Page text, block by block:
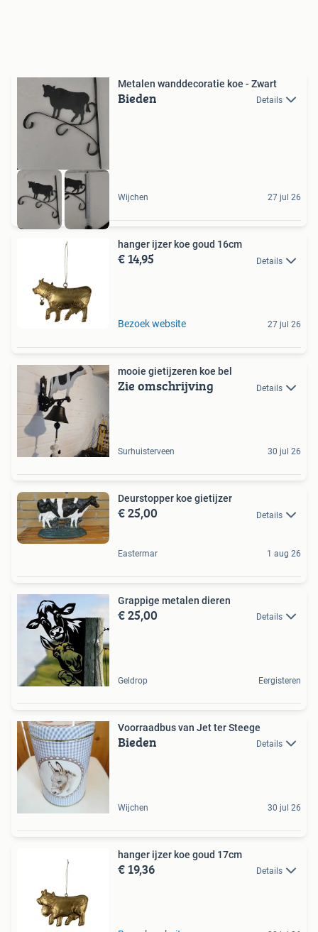
Metalen wanddecoratie koe - Zwart
Bieden Details
Wijchen 27 jul 26
hanger ijzer koe goud 16cm
€ 14,95 Details
Bezoek website 27 jul 26
mooie gietijzeren koe bel
Zie omschrijving Details
Surhuisterveen 30 jul 26
Deurstopper koe gietijzer
€ 25,00 Details
Eastermar 1 aug 26
Grappige metalen dieren
€ 25,00 Details
Geldrop Eergisteren
Voorraadbus van Jet ter Steege
Bieden Details
Wijchen 30 jul 26
hanger ijzer koe goud 17cm
€ 19,36 Details